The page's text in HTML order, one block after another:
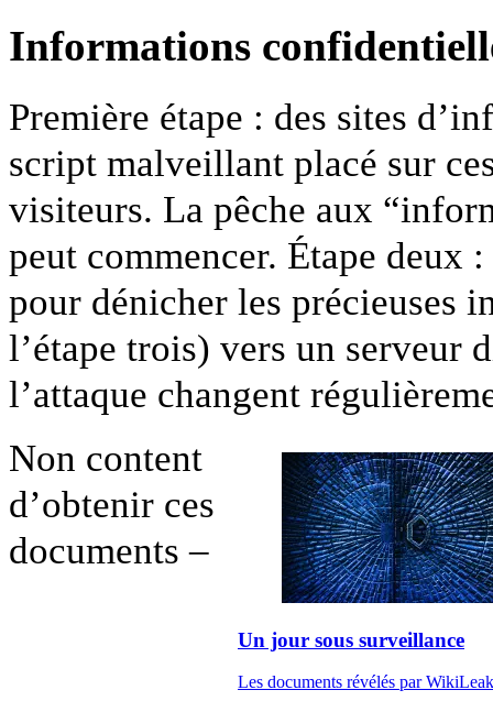
Informations
Première étape : des sites
script malveillant placé sur
visiteurs. La pêche aux
peut commencer. Étape deux
pour dénicher les précieuses
l’étape trois) vers un serveur
l’attaque changent
Un jour sous surveillance
Les documents révélés par
Non content
d’obtenir ces
documents –